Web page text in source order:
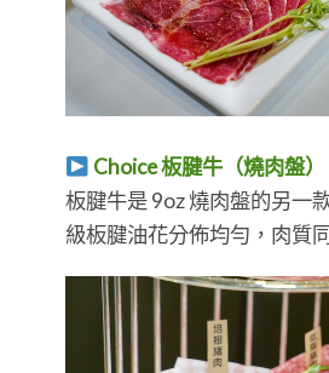
Choice 板腱牛（燒肉盤）
板腱牛是 9oz 燒肉盤的另一
級板腱油花分佈均勻，肉質